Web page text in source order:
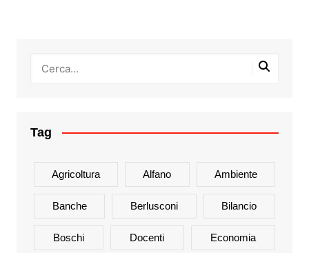
Tag
Agricoltura Alfano Ambiente
Banche Berlusconi Bilancio
Boschi Docenti Economia